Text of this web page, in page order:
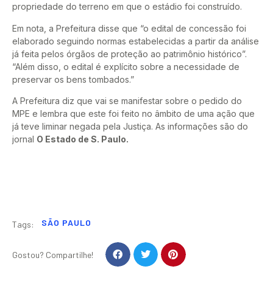
propriedade do terreno em que o estádio foi construído.
Em nota, a Prefeitura disse que “o edital de concessão foi
elaborado seguindo normas estabelecidas a partir da análise
já feita pelos órgãos de proteção ao patrimônio histórico”.
“Além disso, o edital é explícito sobre a necessidade de
preservar os bens tombados.”
A Prefeitura diz que vai se manifestar sobre o pedido do
MPE e lembra que este foi feito no âmbito de uma ação que
já teve liminar negada pela Justiça. As informações são do
jornal O Estado de S. Paulo.
Tags: SÃO PAULO
Gostou? Compartilhe!